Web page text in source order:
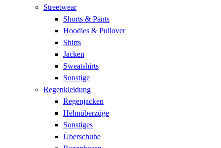
Streetwear
Shorts & Pants
Hoodies & Pullover
Shirts
Jacken
Sweatshirts
Sonstige
Regenkleidung
Regenjacken
Helmüberzüge
Sonstiges
Überschuhe